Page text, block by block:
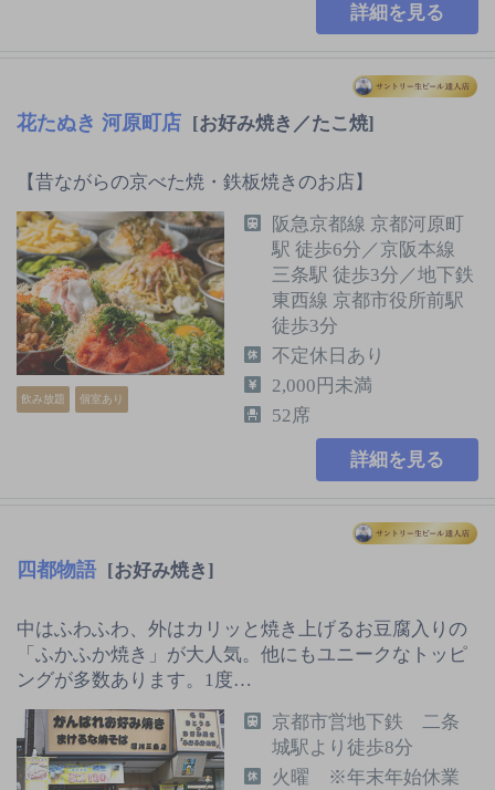
詳細を見る
花たぬき 河原町店 [お好み焼き／たこ焼]
【昔ながらの京べた焼・鉄板焼きのお店】
飲み放題 個室あり
阪急京都線 京都河原町
駅 徒歩6分／京阪本線
三条駅 徒歩3分／地下鉄
東西線 京都市役所前駅
徒歩3分
不定休日あり
2,000円未満
52席
詳細を見る
四都物語 [お好み焼き]
中はふわふわ、外はカリッと焼き上げるお豆腐入りの
「ふかふか焼き」が大人気。他にもユニークなトッピ
ングが多数あります。1度…
京都市営地下鉄 二条
城駅より徒歩8分
火曜 ※年末年始休業